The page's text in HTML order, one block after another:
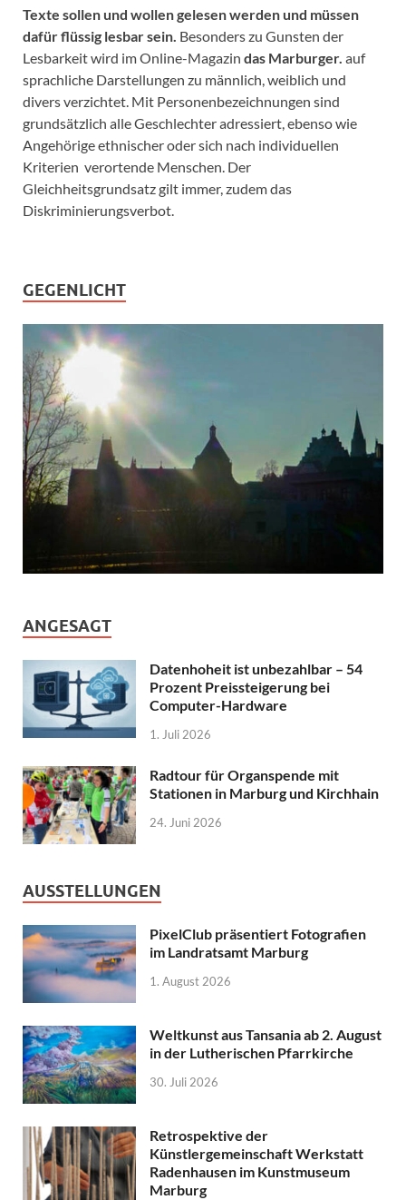
Texte sollen und wollen gelesen werden und müssen
dafür flüssig lesbar sein. Besonders zu Gunsten der
Lesbarkeit wird im Online-Magazin das Marburger. auf
sprachliche Darstellungen zu männlich, weiblich und
divers verzichtet. Mit Personenbezeichnungen sind
grundsätzlich alle Geschlechter adressiert, ebenso wie
Angehörige ethnischer oder sich nach individuellen
Kriterien verortende Menschen. Der
Gleichheitsgrundsatz gilt immer, zudem das
Diskriminierungsverbot.
GEGENLICHT
ANGESAGT
Datenhoheit ist unbezahlbar – 54
Prozent Preissteigerung bei
Computer-Hardware
1. Juli 2026
Radtour für Organspende mit
Stationen in Marburg und Kirchhain
24. Juni 2026
AUSSTELLUNGEN
PixelClub präsentiert Fotografien
im Landratsamt Marburg
1. August 2026
Weltkunst aus Tansania ab 2. August
in der Lutherischen Pfarrkirche
30. Juli 2026
Retrospektive der
Künstlergemeinschaft Werkstatt
Radenhausen im Kunstmuseum
Marburg